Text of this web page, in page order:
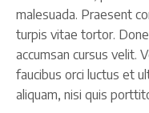
malesuada. Praesent
turpis vitae tortor.
accumsan cursus velit.
faucibus orci luctus et
aliquam, nisi quis